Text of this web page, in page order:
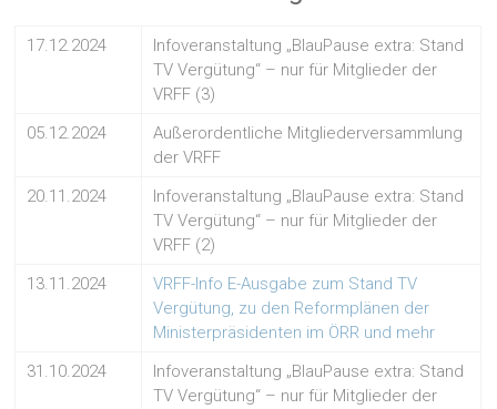
17.12.2024
Infoveranstaltung „BlauPause extra: Stand
TV Vergütung“ – nur für Mitglieder der
VRFF (3)
05.12.2024
Außerordentliche Mitgliederversammlung
der VRFF
20.11.2024
Infoveranstaltung „BlauPause extra: Stand
TV Vergütung“ – nur für Mitglieder der
VRFF (2)
13.11.2024
VRFF-Info E-Ausgabe zum Stand TV
Vergütung, zu den Reformplänen der
Ministerpräsidenten im ÖRR und mehr
31.10.2024
Infoveranstaltung „BlauPause extra: Stand
TV Vergütung“ – nur für Mitglieder der